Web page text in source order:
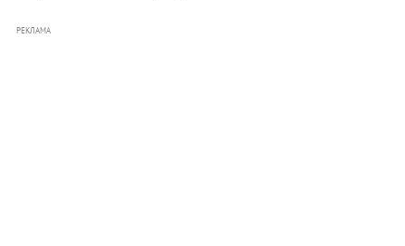
РЕКЛАМА